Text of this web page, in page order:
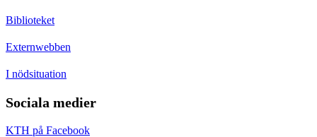
Biblioteket
Externwebben
I nödsituation
Sociala medier
KTH på Facebook